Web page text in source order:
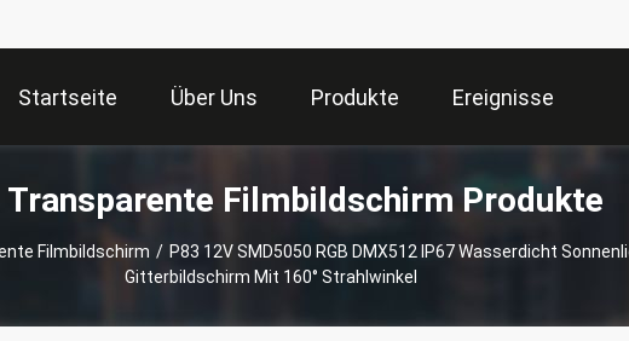
Startseite Über Uns Produkte Ereignisse
Transparente Filmbildschirm Produkte
Filmbildschirm / P83 12V SMD5050 RGB DMX512 IP67 Wasserdicht
Gitterbildschirm Mit 160° Strahlwinkel